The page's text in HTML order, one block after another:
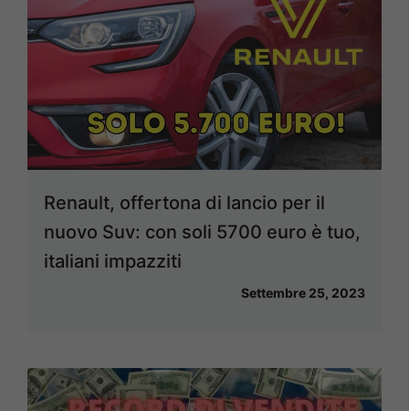
Renault, offertona di lancio per il
nuovo Suv: con soli 5700 euro è tuo,
italiani impazziti
Settembre 25, 2023